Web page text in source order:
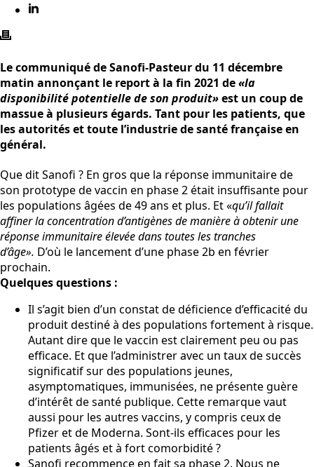
Le communiqué de Sanofi-Pasteur du 11 décembre
matin annonçant le report à la fin 2021 de«la
disponibilité potentielle de son produit»est un coup de
massue à plusieurs égards. Tant pour les patients, que
les autorités et toute l’industrie de santé française en
général.
Que dit Sanofi ? En gros que la réponse immunitaire de
son prototype de vaccin en phase 2 était insuffisante pour
les populations âgées de 49 ans et plus. Et «qu’il fallait
affiner la concentration d’antigènes de manière à obtenir une
réponse immunitaire élevée dans toutes les tranches
d’âge». D’où le lancement d’une phase 2b en février
prochain.
Quelques questions :
Il s’agit bien d’un constat de déficience d’efficacité du
produit destiné à des populations fortement à risque.
Autant dire que le vaccin est clairement peu ou pas
efficace. Et que l’administrer avec un taux de succès
significatif sur des populations jeunes,
asymptomatiques, immunisées, ne présente guère
d’intérêt de santé publique. Cette remarque vaut
aussi pour les autres vaccins, y compris ceux de
Pfizer et de Moderna. Sont-ils efficaces pour les
patients âgés et à fort comorbidité ?
Sanofi recommence en fait sa phase 2. Nous ne